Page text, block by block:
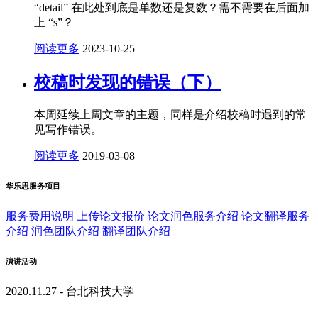
“detail” 在此处到底是单数还是复数？需不需要在后面加
上 “s”？
阅读更多 2023-10-25
校稿时发现的错误（下）
本周延续上周文章的主题，同样是介绍校稿时遇到的常
见写作错误。
阅读更多 2019-03-08
华乐思服务项目
服务费用说明 上传论文报价 论文润色服务介绍 论文翻译服务
介绍 润色团队介绍 翻译团队介绍
演讲活动
2020.11.27 - 台北科技大学